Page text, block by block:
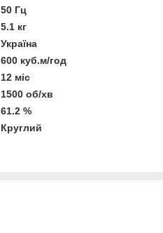
50 Гц
5.1 кг
Україна
600 куб.м/год
12 міс
1500 об/хв
61.2 %
Круглий